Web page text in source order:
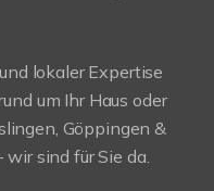
lokaler Expertise
um Ihr Haus oder
Göppingen &
sind für Sie da.